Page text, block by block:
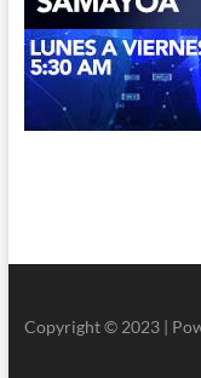
Copyright © 2023 |